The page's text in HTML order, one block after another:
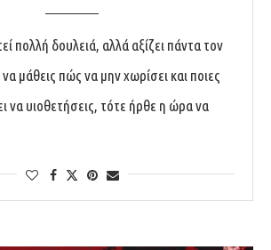
πολλή δουλειά, αλλά αξίζει πάντα τον
μάθεις πώς να μην χωρίσει και ποιες
να υιοθετήσεις, τότε ήρθε η ώρα να